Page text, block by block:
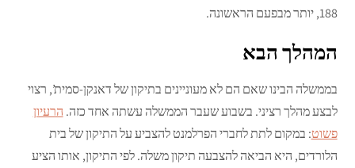
188, יותר מבפעם הראשונה.
המהלך הבא
בממשלה הבינו שאם הם לא מעוניינים בתיקון של דאנקן-סמית’, רצוי
לבצע מהלך רציני. בשבוע שעבר הממשלה עשתה אחד כזה. הרעיון
פשוט: במקום לתת לחברי הפרלמנט להצביע על התיקון של בית
הלורדים, היא הביאה להצבעה תיקון משלה. לפי התיקון, אותו הציע